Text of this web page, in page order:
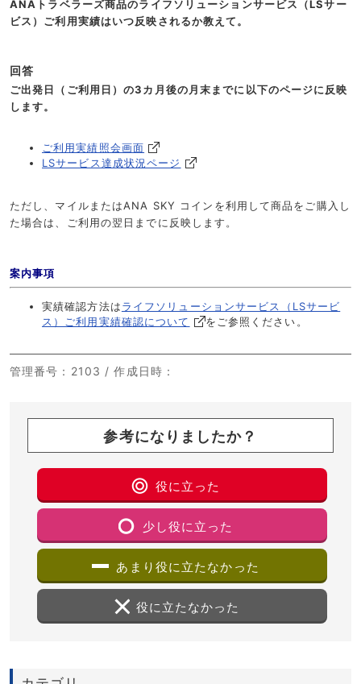
ANAトラベラーズ商品のライフソリューションサービス（LSサー
ビス）ご利用実績はいつ反映されるか教えて。
回答
ご出発日（ご利用日）の3カ月後の月末までに以下のページに反映
します。
ご利用実績照会画面
LSサービス達成状況ページ
ただし、マイルまたはANA SKY コインを利用して商品をご購入し
た場合は、ご利用の翌日までに反映します。
案内事項
実績確認方法はライフソリューションサービス（LSサービ
ス）ご利用実績確認について
をご参照ください。
管理番号 ：2103 /作成日時 ：
参考になりましたか？
役に立った
少し役に立った
あまり役に立たなかった
役に立たなかった